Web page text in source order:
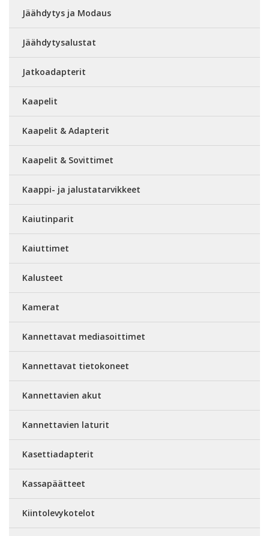
Jäähdytys ja Modaus
Jäähdytysalustat
Jatkoadapterit
Kaapelit
Kaapelit & Adapterit
Kaapelit & Sovittimet
Kaappi- ja jalustatarvikkeet
Kaiutinparit
Kaiuttimet
Kalusteet
Kamerat
Kannettavat mediasoittimet
Kannettavat tietokoneet
Kannettavien akut
Kannettavien laturit
Kasettiadapterit
Kassapäätteet
Kiintolevykotelot